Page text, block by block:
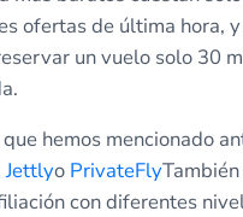
ofertas de última hora,
un vuelo solo 30
hemos mencionado
Jettlyo PrivateFly
con diferentes